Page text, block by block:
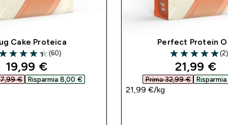
Cake Proteica
out of 5 stars
(60)
discounted price
19,99 €‎
€‎ Risparmia 8,00 €‎
Perfect Protein
5 out of 5 stars
(2)
21,99 €‎
Prima 32,99 €‎
21,99 €‎/kg